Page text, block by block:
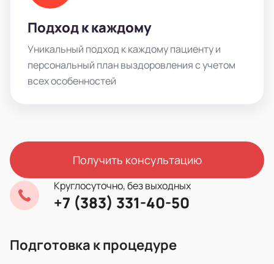
Подход к каждому
Уникальный подход к каждому пациенту и
персональный план выздоровления с учетом
всех особенностей
Получить консультацию
Круглосуточно, без выходных
+7 (383) 331-40-50
Подготовка к процедуре